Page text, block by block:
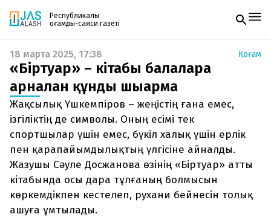
Республикалық
қоғамдық-саяси газеті
Жаңалықтар
Спорт
Live
Руханият
Аймақ
Архив
Заң және тәртіп
Редакциямен байланыс
+7 708 604 51 06
Жарнама бөлімі
+7 701 220 64 52
Пошта
zhasalash100@gmail.com
Газетке жазылу
PDF форматтағы газетті ай сайын электронды
поштаңызға алып отырыңыз. Жаңа нөмір
шыққан сәтте сізге бірден жіберіледі. Тек email
енгізіңіз, біз қалғанын өзіміз жібереміз.
18 марта 2025, 17:38 Қоғам
«Біртуар» – кітабы балаларға
арналған құнды шығарма
Жақсылық Үшкемпіров – жеңістің ғана емес,
ізгіліктің де символы. Оның есімі тек
спортшылар үшін емес, бүкіл халық үшін ерлік
пен қарапайымдылықтың үлгісіне айналды.
Жазушы Сәуле Досжанова өзінің «Біртуар» атты
кітабында осы дара тұлғаның болмысын
көркемдікпен кестелеп, рухани бейнесін толық
ашуға ұмтылады.